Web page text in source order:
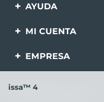
AYUDA
Contáctanos
MI CUENTA
Registro de productos
Ayuda
EMPRESA
Pago 100% seguro
issa™ 4